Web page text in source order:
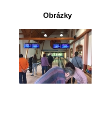
Obrázky